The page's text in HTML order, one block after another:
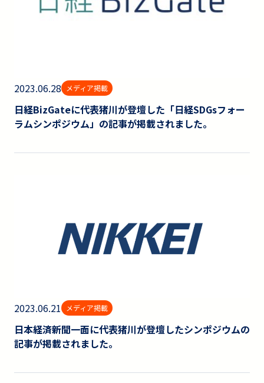
2023.06.28 メディア掲載
日経BizGateに代表猪川が登壇した「日経SDGsフォー
ラムシンポジウム」の記事が掲載されました。
2023.06.21 メディア掲載
日本経済新聞一面に代表猪川が登壇したシンポジウムの
記事が掲載されました。